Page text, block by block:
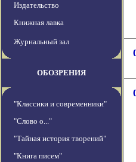
Издательство
Книжная лавка
Журнальный зал
ОБОЗРЕНИЯ
"Классики и современники"
"Слово о..."
"Тайная история творений"
"Книга писем"